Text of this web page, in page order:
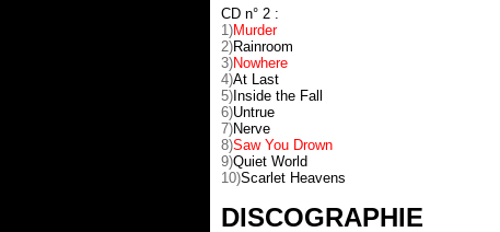
CD n° 2 :
1)Murder
2)Rainroom
3)Nowhere
4)At Last
5) Inside the Fall
6)Untrue
7)Nerve
8)Saw You Drown
9)Quiet World
10)Scarlet Heavens
DISCOGRAPHIE